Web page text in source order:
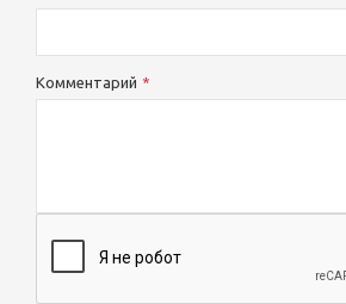
Комментарий